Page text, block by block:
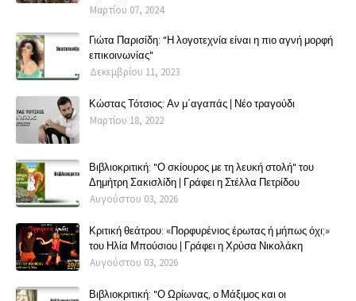
Μαρτίου 07, 2024
Γιώτα Παρισίδη: "Η λογοτεχνία είναι η πιο αγνή μορφή
επικοινωνίας"
Δεκεμβρίου 11, 2023
Κώστας Τότσιος: Αν μ΄αγαπάς | Νέο τραγούδι
Μαρτίου 18, 2022
Βιβλιοκριτική: "Ο σκίουρος με τη λευκή στολή" του
Δημήτρη Σακισλίδη | Γράφει η Στέλλα Πετρίδου
Αυγούστου 03, 2026
Κριτική θεάτρου: «Πορφυρένιος έρωτας ή μήπως όχι;»
του Ηλία Μπούσιου | Γράφει η Χρύσα Νικολάκη
Αυγούστου 03, 2026
Βιβλιοκριτική: "Ο Ωρίωνας, ο Μάξιμος και οι